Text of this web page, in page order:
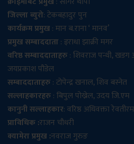
जिल्ला ब्युरो: टेकबहादुर पुन
कार्यक्रम प्रमुख: मान ब.राना ‘ मानव’
प्रमुख सम्बाददाता: इराधा झाक्री मगर
वरिष्ठ सम्बाददाताहरु: शिवराज पन्थी,
जयप्रकाश पौडेल
सम्बाददाताहरु: टोपेन्द्र खनाल, शिव बस्नेत
सल्लाहकारहरु: बिपुल पोख्रेल, उदय जि.एम
कानुनी सल्लाहकार: वरिष्ठ अधिवक्ता
प्राविधिक :राजन चौधरी
क्यामेरा प्रमुख :नवराज गुरुङ